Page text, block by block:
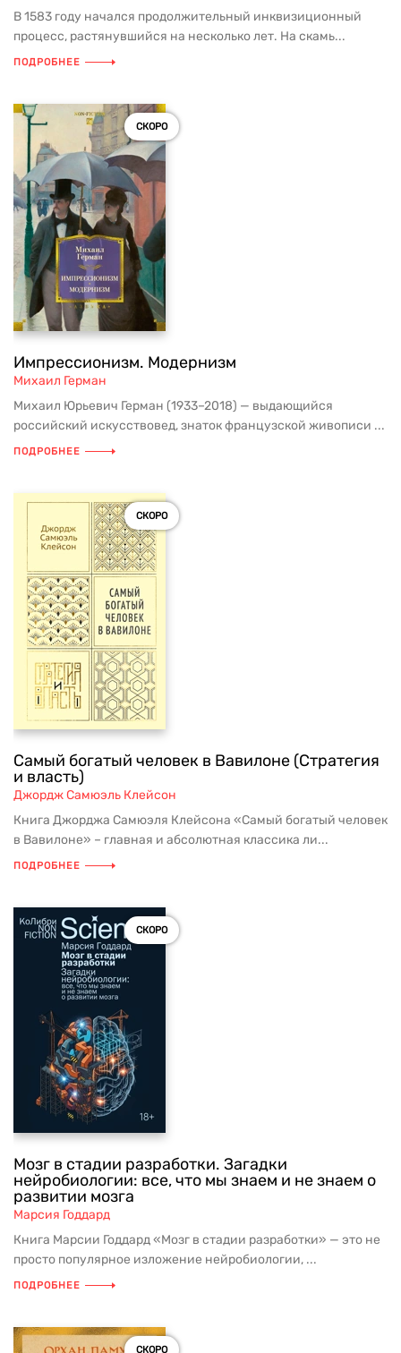
В 1583 году начался продолжительный инквизиционный
процесс, растянувшийся на несколько лет. На скамь...
ПОДРОБНЕЕ
СКОРО
Импрессионизм. Модернизм
Михаил Герман
Михаил Юрьевич Герман (1933–2018) — выдающийся
российский искусствовед, знаток французской живописи ...
ПОДРОБНЕЕ
СКОРО
Самый богатый человек в Вавилоне (Стратегия
и власть)
Джордж Самюэль Клейсон
Книга Джорджа Самюэля Клейсона «Самый богатый человек
в Вавилоне» – главная и абсолютная классика ли...
ПОДРОБНЕЕ
СКОРО
Мозг в стадии разработки. Загадки
нейробиологии: все, что мы знаем и не знаем о
развитии мозга
Марсия Годдард
Книга Марсии Годдард «Мозг в стадии разработки» — это не
просто популярное изложение нейробиологии, ...
ПОДРОБНЕЕ
СКОРО